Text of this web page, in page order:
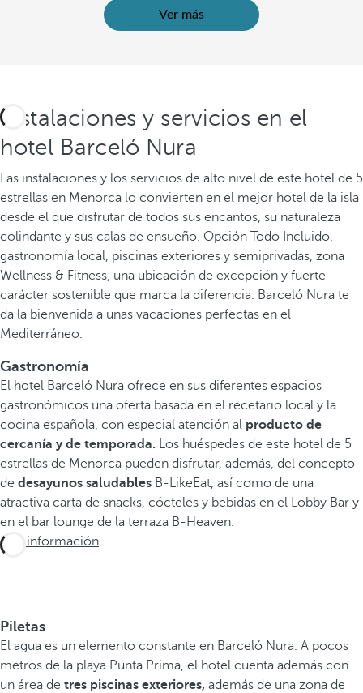
Ver más
Instalaciones y servicios en el
hotel Barceló Nura
Las instalaciones y los servicios de alto nivel de este hotel de 5
estrellas en Menorca lo convierten en el mejor hotel de la isla
desde el que disfrutar de todos sus encantos, su naturaleza
colindante y sus calas de ensueño. Opción Todo Incluido,
gastronomía local, piscinas exteriores y semiprivadas, zona
Wellness & Fitness, una ubicación de excepción y fuerte
carácter sostenible que marca la diferencia. Barceló Nura te
da la bienvenida a unas vacaciones perfectas en el
Mediterráneo.
Gastronomía
El hotel Barceló Nura ofrece en sus diferentes espacios
gastronómicos una oferta basada en el recetario local y la
cocina española, con especial atención al producto de
cercanía y de temporada. Los huéspedes de este hotel de 5
estrellas de Menorca pueden disfrutar, además, del concepto
de desayunos saludables B-LikeEat, así como de una
atractiva carta de snacks, cócteles y bebidas en el Lobby Bar y
en el bar lounge de la terraza B-Heaven.
Más información
Piletas
El agua es un elemento constante en Barceló Nura. A pocos
metros de la playa Punta Prima, el hotel cuenta además con
un área de tres piscinas exteriores, además de una zona de